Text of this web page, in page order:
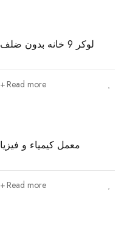
لوكر 9 خانه بدون ضلف
Read more
معمل كيمياء و فيزيا
Read more